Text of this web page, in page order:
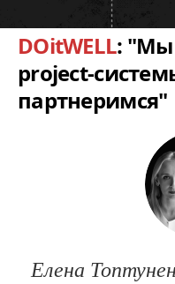
DOitWELL: "Мы
project-
партнеримся"
Елена